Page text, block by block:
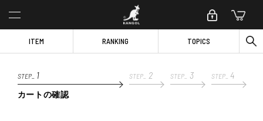
ITEM RANKING TOPICS
STEP_ 1
カートの確認
STEP_ 2 STEP_ 3 STEP_ 4